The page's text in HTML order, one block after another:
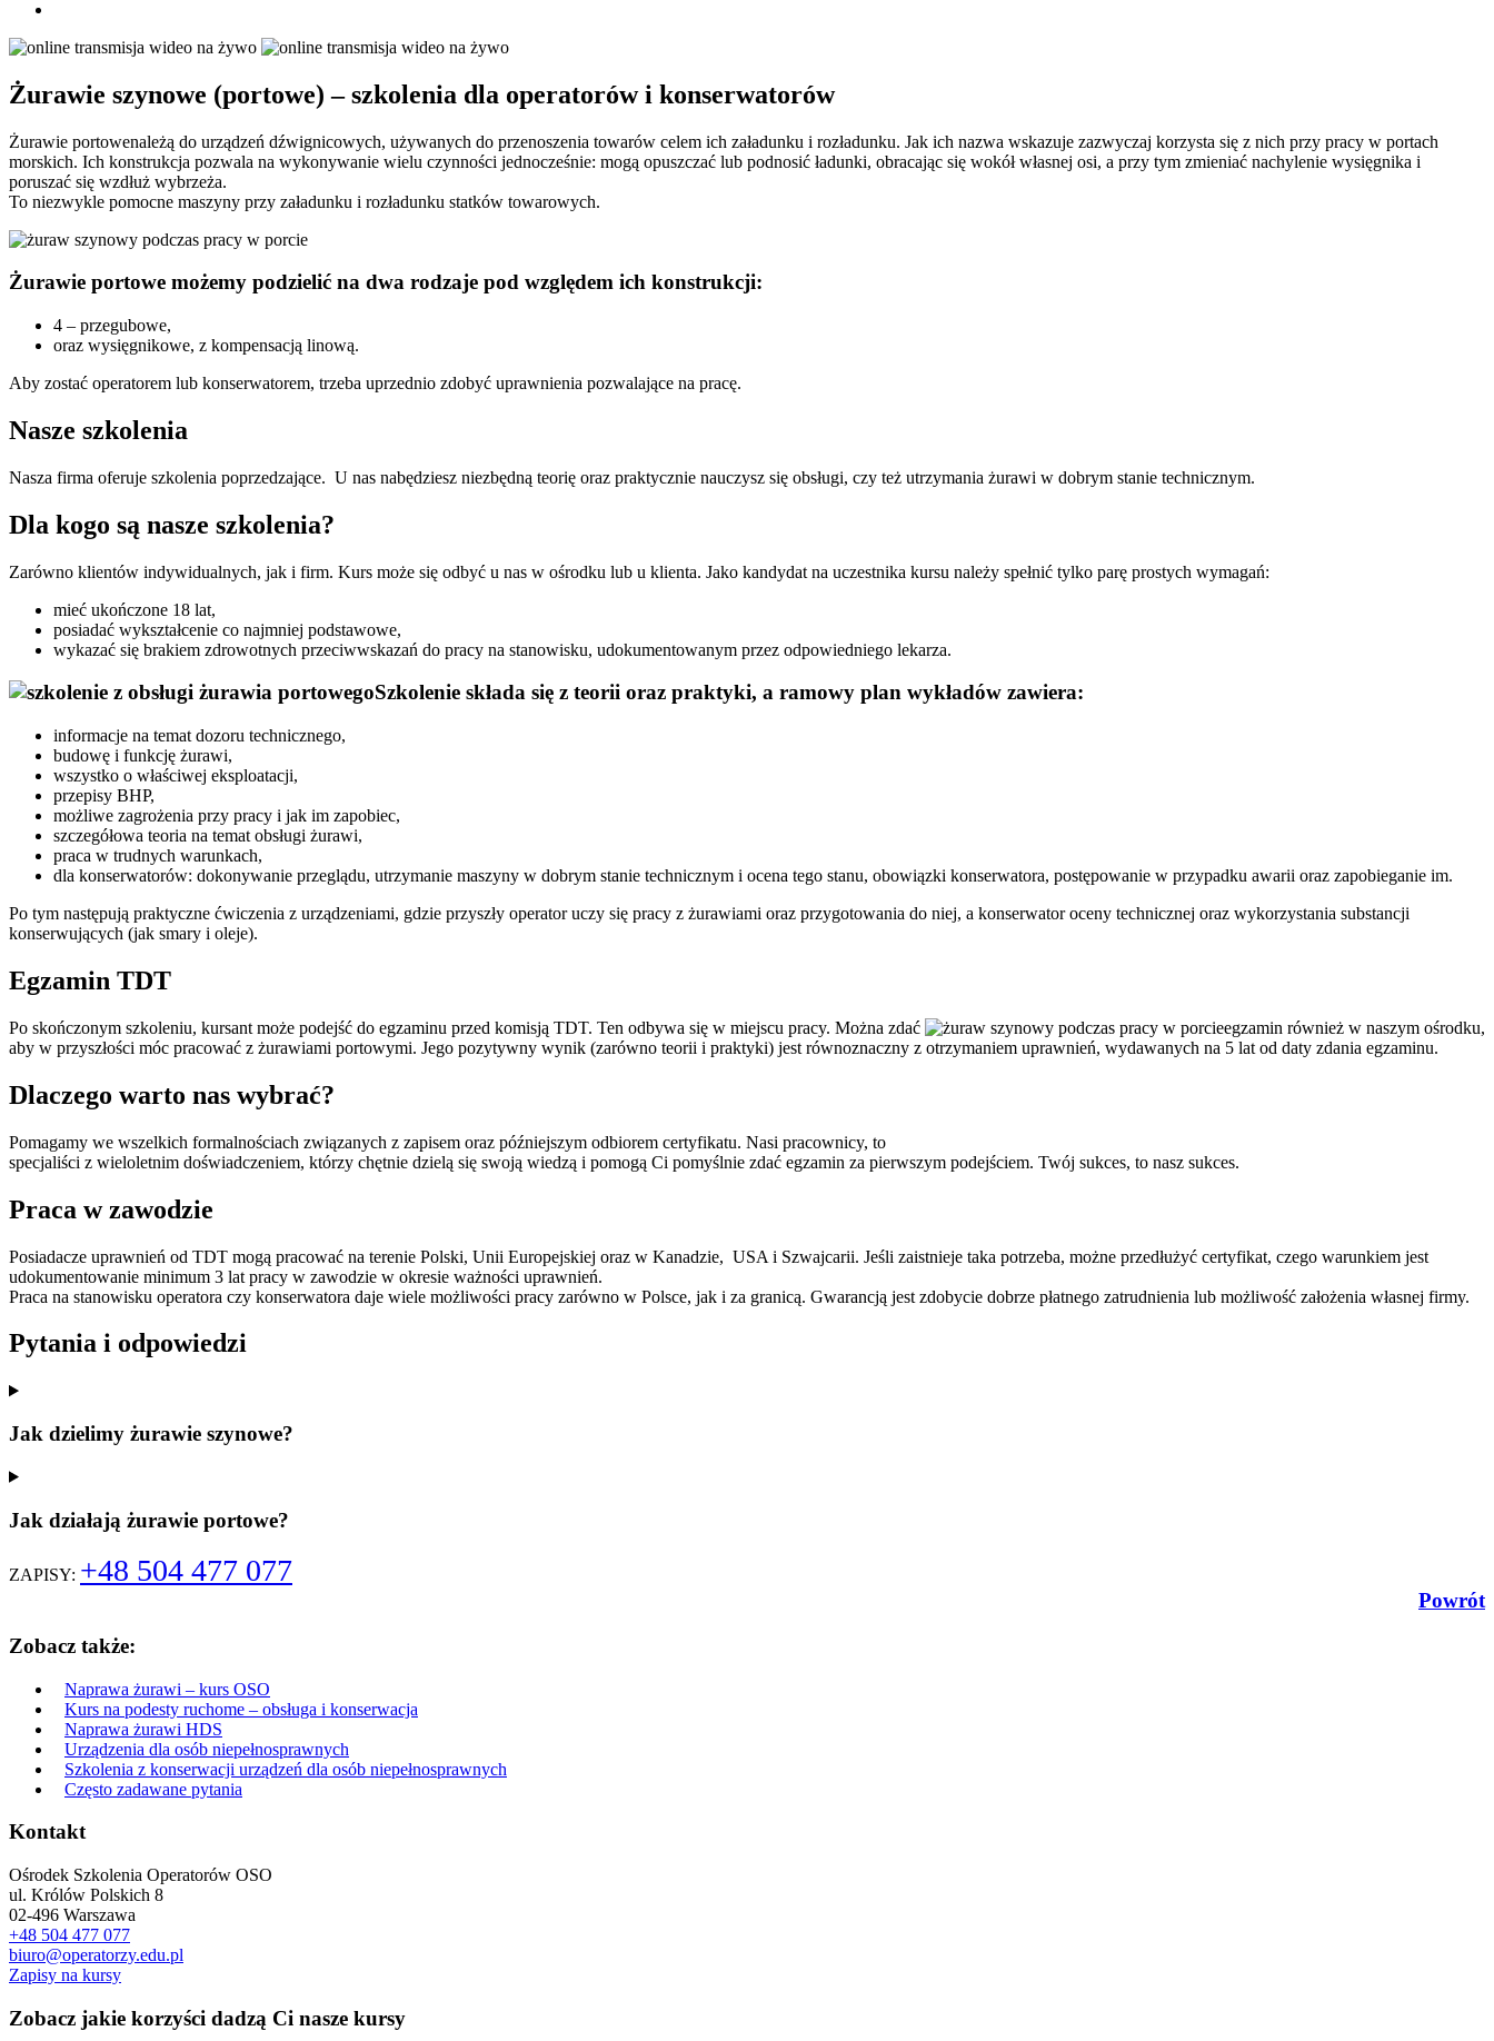
Żurawie szynowe (portowe) – szkolenia dla operatorów i konserwatorów
Żurawie portowenależą do urządzeń dźwignicowych, używanych do przenoszenia towarów celem ich załadunku i rozładunku. Jak ich nazwa wskazuje zazwyczaj korzysta się z nich przy pracy w portach
morskich. Ich konstrukcja pozwala na wykonywanie wielu czynności jednocześnie: mogą opuszczać lub podnosić ładunki, obracając się wokół własnej osi, a przy tym zmieniać nachylenie wysięgnika i
poruszać się wzdłuż wybrzeża.
To niezwykle pomocne maszyny przy załadunku i rozładunku statków towarowych.
Żurawie portowe możemy podzielić na dwa rodzaje pod względem ich konstrukcji:
4 – przegubowe,
oraz wysięgnikowe, z kompensacją linową.
Aby zostać operatorem lub konserwatorem, trzeba uprzednio zdobyć uprawnienia pozwalające na pracę.
Nasze szkolenia
Nasza firma oferuje szkolenia poprzedzające. U nas nabędziesz niezbędną teorię oraz praktycznie nauczysz się obsługi, czy też utrzymania żurawi w dobrym stanie technicznym.
Dla kogo są nasze szkolenia?
Zarówno klientów indywidualnych, jak i firm. Kurs może się odbyć u nas w ośrodku lub u klienta. Jako kandydat na uczestnika kursu należy spełnić tylko parę prostych wymagań:
mieć ukończone 18 lat,
posiadać wykształcenie co najmniej podstawowe,
wykazać się brakiem zdrowotnych przeciwwskazań do pracy na stanowisku, udokumentowanym przez odpowiedniego lekarza.
Szkolenie składa się z teorii oraz praktyki, a ramowy plan wykładów zawiera:
informacje na temat dozoru technicznego,
budowę i funkcję żurawi,
wszystko o właściwej eksploatacji,
przepisy BHP,
możliwe zagrożenia przy pracy i jak im zapobiec,
szczegółowa teoria na temat obsługi żurawi,
praca w trudnych warunkach,
dla konserwatorów: dokonywanie przeglądu, utrzymanie maszyny w dobrym stanie technicznym i ocena tego stanu, obowiązki konserwatora, postępowanie w przypadku awarii oraz zapobieganie im.
Po tym następują praktyczne ćwiczenia z urządzeniami, gdzie przyszły operator uczy się pracy z żurawiami oraz przygotowania do niej, a konserwator oceny technicznej oraz wykorzystania substancji
konserwujących (jak smary i oleje).
Egzamin TDT
Po skończonym szkoleniu, kursant może podejść do egzaminu przed komisją TDT. Ten odbywa się w miejscu pracy. Można zdać
egzamin również w naszym ośrodku,
aby w przyszłości móc pracować z żurawiami portowymi. Jego pozytywny wynik (zarówno teorii i praktyki) jest równoznaczny z otrzymaniem uprawnień, wydawanych na 5 lat od daty zdania egzaminu.
Dlaczego warto nas wybrać?
Pomagamy we wszelkich formalnościach związanych z zapisem oraz późniejszym odbiorem certyfikatu. Nasi pracownicy, to
specjaliści z wieloletnim doświadczeniem, którzy chętnie dzielą się swoją wiedzą i pomogą Ci pomyślnie zdać egzamin za pierwszym podejściem. Twój sukces, to nasz sukces.
Praca w zawodzie
Posiadacze uprawnień od TDT mogą pracować na terenie Polski, Unii Europejskiej oraz w Kanadzie, USA i Szwajcarii. Jeśli zaistnieje taka potrzeba, możne przedłużyć certyfikat, czego warunkiem jest
udokumentowanie minimum 3 lat pracy w zawodzie w okresie ważności uprawnień.
Praca na stanowisku operatora czy konserwatora daje wiele możliwości pracy zarówno w Polsce, jak i za granicą. Gwarancją jest zdobycie dobrze płatnego zatrudnienia lub możliwość założenia własnej firmy.
Pytania i odpowiedzi
Jak dzielimy żurawie szynowe?
Jak działają żurawie portowe?
ZAPISY: +48 504 477 077
Powrót
Zobacz także:
Naprawa żurawi – kurs OSO
Kurs na podesty ruchome – obsługa i konserwacja
Naprawa żurawi HDS
Urządzenia dla osób niepełnosprawnych
Szkolenia z konserwacji urządzeń dla osób niepełnosprawnych
Często zadawane pytania
Kontakt
Ośrodek Szkolenia Operatorów OSO
ul. Królów Polskich 8
02-496 Warszawa
+48 504 477 077
biuro@operatorzy.edu.pl
Zapisy na kursy
Zobacz jakie korzyści dadzą Ci nasze kursy